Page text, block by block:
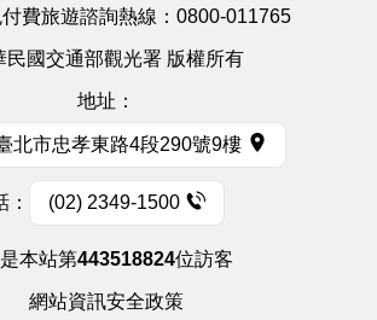
費旅遊諮詢熱線： 0800-011765
民國交通部觀光署 版權所有
地址：
北市忠孝東路4段290號9樓
： (02) 2349-1500
本站第443518824位訪客
網站資訊安全政策